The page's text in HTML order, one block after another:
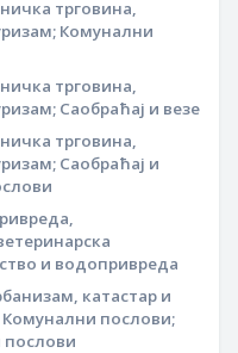
трговина,
Комунални
трговина,
Саобраћај и везе
трговина,
Саобраћај и
и водопривреда
катастар и
послови;